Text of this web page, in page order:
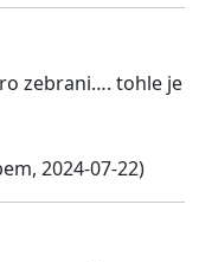
zebrani…. tohle je
2024-07-22)